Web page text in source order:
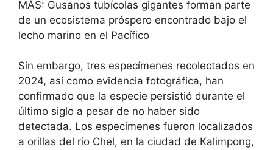
MÁS: Gusanos tubícolas gigantes forman parte
de un ecosistema próspero encontrado bajo el
lecho marino en el Pacífico
Sin embargo, tres especímenes recolectados en
2024, así como evidencia fotográfica, han
confirmado que la especie persistió durante el
último siglo a pesar de no haber sido
detectada. Los especímenes fueron localizados
a orillas del río Chel, en la ciudad de Kalimpong,